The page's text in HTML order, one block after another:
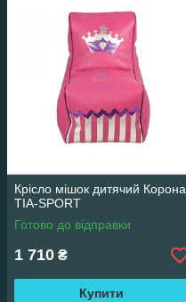
Крісло мішок дитячий Корона
TIA-SPORT
Готово до відправки
1 710 ₴
Купити